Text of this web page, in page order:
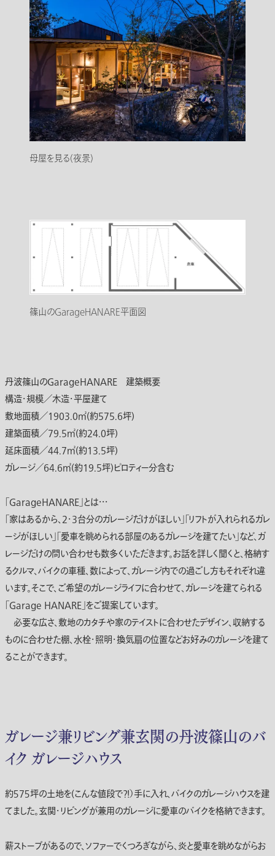
母屋を見る(夜景)
篠山のGarageHANARE平面図
丹波篠山のGarageHANARE 建築概要
構造・規模／木造・平屋建て
敷地面積／1903.0㎡(約575.6坪)
建築面積／79.5㎡(約24.0坪)
延床面積／44.7㎡(約13.5坪)
ガレージ／64.6㎡(約19.5坪)ピロティー分含む
「GarageHANARE」とは・・・
「家はあるから、2・3台分のガレージだけがほしい」「リフトが入れられるガレ
ージがほしい」「愛車を眺められる部屋のあるガレージを建てたい」など、ガ
レージだけの問い合わせも数多くいただきます。お話を詳しく聞くと、格納す
るクルマ、バイクの車種、数によって、ガレージ内での過ごし方もそれぞれ違
います。そこで、ご希望のガレージライフに合わせて、ガレージを建てられる
「Garage HANARE」をご提案しています。
必要な広さ、敷地のカタチや家のテイストに合わせたデザイン、収納する
ものに合わせた棚、水栓・照明・換気扇の位置などお好みのガレージを建て
ることができます。
ガレージ兼リビング兼玄関の丹波篠山のバ
イク ガレージハウス
約５７５坪の土地を(こんな値段で？！）手に入れ、バイクのガレージハウスを建
てました。玄関・リビングが兼用のガレージに愛車のバイクを格納できます。
薪ストーブがあるので、ソファーでくつろぎながら、炎と愛車を眺めながらお